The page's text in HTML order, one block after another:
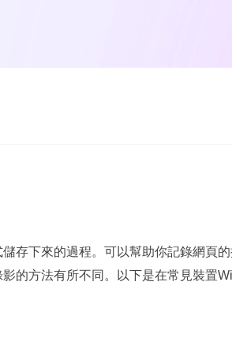
存下來的過程。可以幫助你記錄網頁
的方法有所不同。以下是在常見裝置